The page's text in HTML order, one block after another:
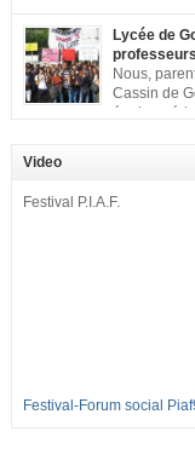
classe aux Longues
d’accueil et
enfant a droit à […]
Lycée de
Nous,
Cassin de
équipe
nombreuses classes de
Video
Festival P.I.A.F.
Festival-Forum social